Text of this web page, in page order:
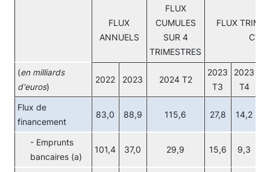
FLUX
ANNUELS
FLUX
CUMULES
SUR 4
TRIMESTRES
FLUX
CVS
(en milliards
d'euros)
2022 2023 2024 T2
2023
T3
2023
T4
Flux de
financement
83,0 88,9 115,6 27,8 14,2
- Emprunts
bancaires (a)
101,4 37,0 29,9 15,6 9,3